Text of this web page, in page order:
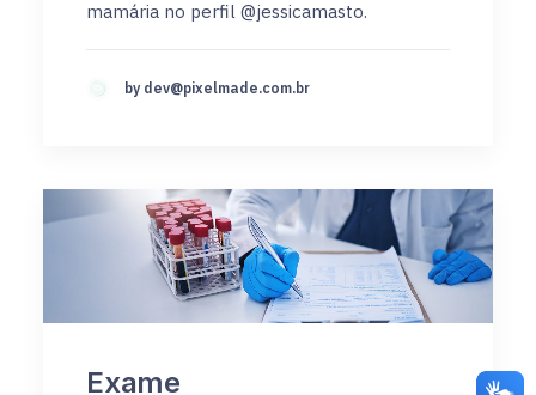
mamária no perfil @jessicamasto.
by dev@pixelmade.com.br
Exame